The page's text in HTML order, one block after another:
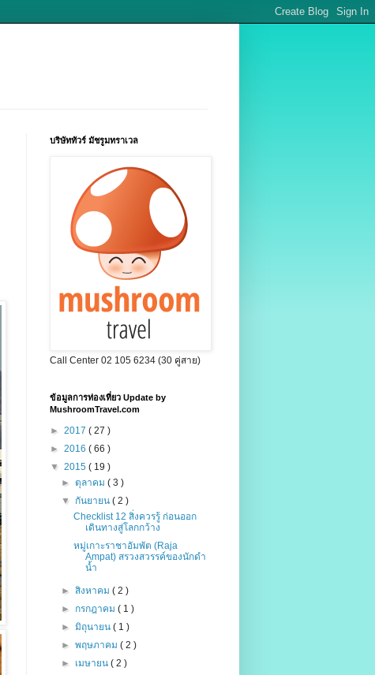
บริษัททัวร์ มัชรูมทราเวล
Call Center 02 105 6234 (30 คู่สาย)
ข้อมูลการท่องเที่ยว Update by
MushroomTravel.com
► 2017 ( 27 )
► 2016 ( 66 )
▼ 2015 ( 19 )
►ตุลาคม( 3 )
▼ กันยายน( 2 )
Checklist 12 สิ่งควรรู้ ก่อนออก
เดินทางสู่โลกกว้าง
หมู่เกาะราชาอัมพัต (Raja
Ampat) สรวงสวรรค์ของนักดำ
น้ำ
►สิงหาคม( 2 )
► กรกฎาคม( 1 )
►มิถุนายน( 1 )
►พฤษภาคม( 2 )
► เมษายน( 2 )